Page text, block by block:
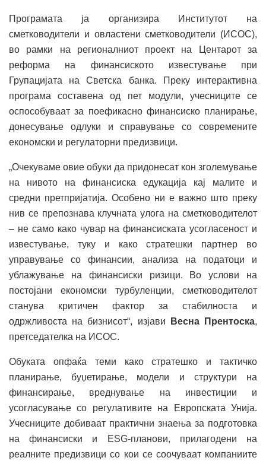
Програмата ја организира Институтот на
сметководители и овластени сметководители (ИСОС),
во рамки на регионалниот проект на Центарот за
реформа на финансиското известување при
Групацијата на Светска банка. Преку интерактивна
програма составена од пет модули, учесниците се
оспособуваат за поефикасно финансиско планирање,
донесување одлуки и справување со современите
економски и регулаторни предизвици.
„Очекуваме овие обуки да придонесат кон зголемување
на нивото на финансиска едукација кај малите и
средни претпријатија. Особено ни е важно што преку
нив се препознава клучната улога на сметководителот
– не само како чувар на финансиската усогласеност и
известување, туку и како стратешки партнер во
управување со финансии, анализа на податоци и
ублажување на финансиски ризици. Во услови на
постојани економски турбуленции, сметководителот
станува критичен фактор за стабилноста и
одржливоста на бизнисот“, изјави
Весна Прентоска,
претседателка на ИСОС.
Обуката опфаќа теми како стратешко и тактичко
планирање, буџетирање, модели и структури на
финансирање, вреднување на инвестиции и
усогласување со регулативите на Европската Унија.
Учесниците добиваат практични знаења за подготовка
на финансиски и ESG-планови, прилагодени на
реалните предизвици со кои се соочуваат компаниите